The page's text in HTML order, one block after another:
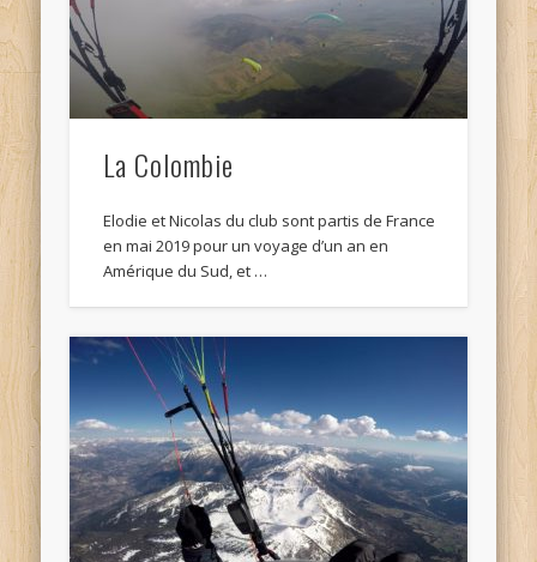
La Colombie
Elodie et Nicolas du club sont partis de France
en mai 2019 pour un voyage d’un an en
Amérique du Sud, et …